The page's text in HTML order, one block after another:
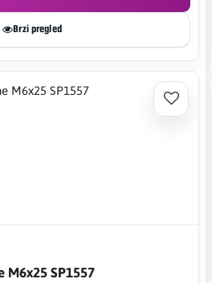
Brzi pregled
M6x25 SP1557